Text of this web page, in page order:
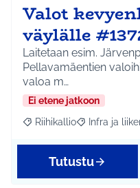
Valot
väylälle
Laitetaan esim.
Pellavamäentien
valoa m…
Ei etene jatkoon
Rajaa tulokset aihepiirin
Riihikallio RajaaInfra ja
Tutustu